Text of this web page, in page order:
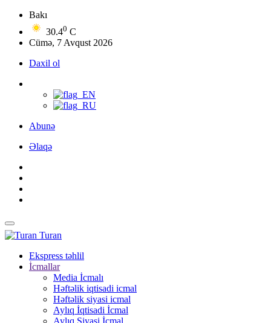
Bakı
30.40 C
Cümə, 7 Avqust 2026
Daxil ol
Abunə
Əlaqə
Turan
Ekspress təhlil
İcmallar
Media İcmalı
Həftəlik iqtisadi icmal
Həftəlik siyasi icmal
Aylıq İqtisadi İcmal
Aylıq Siyasi İcmal